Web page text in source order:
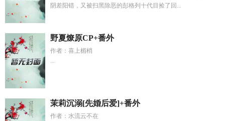
阴差阳错，又被扫黑除恶的彭格列十代目捡了回...
野夏燎原CP+番外
作者：喜上楣梢
...
茉莉沉溺[先婚后爱]+番外
作者：水流云不在